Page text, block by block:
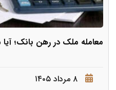
معامله ملک در رهن بانک؛
۸ مرداد ۱۴۰۵